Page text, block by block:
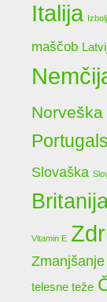
Italija
maščob
Norveška
Slovaška
Vitamin E
telesne teže